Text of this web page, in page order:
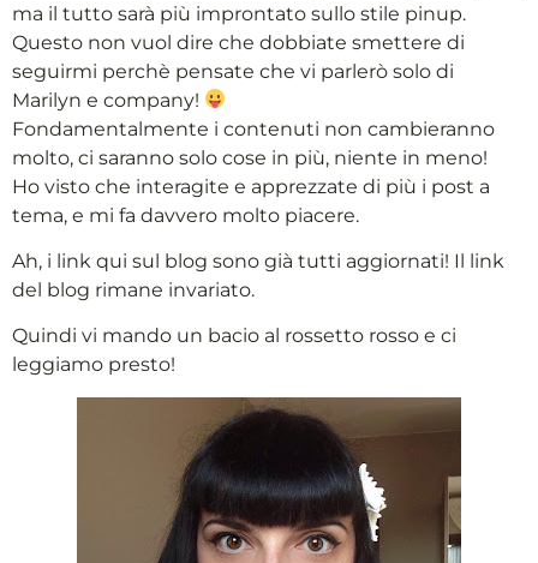
ma il tutto sarà più improntato sullo stile pinup.
Questo non vuol dire che dobbiate smettere di
seguirmi perchè pensate che vi parlerò solo di
Marilyn e company!
Fondamentalmente i contenuti non cambieranno
molto, ci saranno solo cose in più, niente in meno!
Ho visto che interagite e apprezzate di più i post a
tema, e mi fa davvero molto piacere.
Ah, i link qui sul blog sono già tutti aggiornati! Il link
del blog rimane invariato.
Quindi vi mando un bacio al rossetto rosso e ci
leggiamo presto!